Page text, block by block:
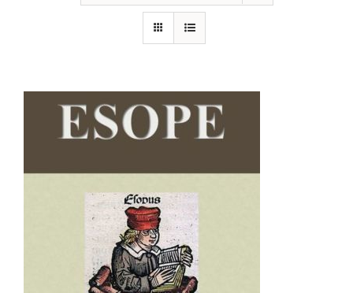
AJOUTER AU PANIER / DÉTAILS